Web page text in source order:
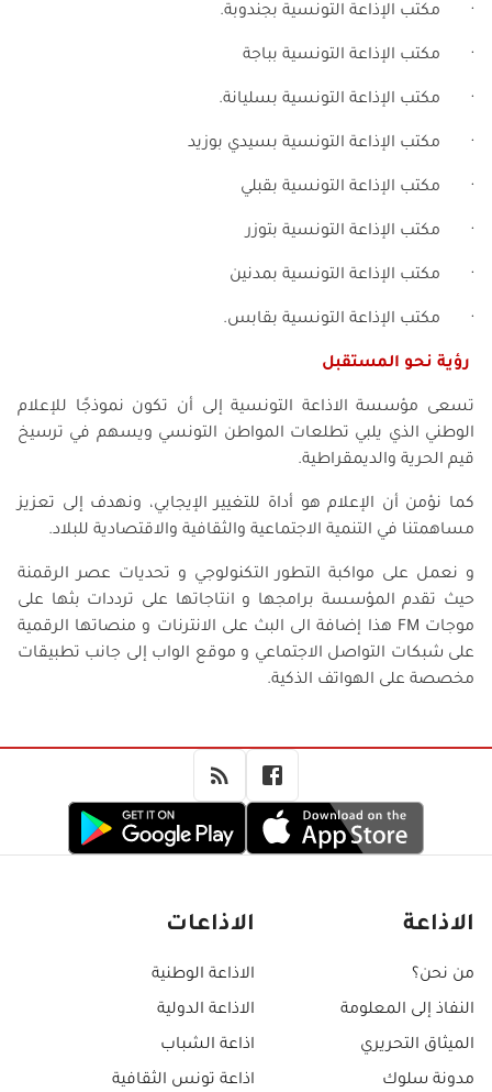
· مكتب الإذاعة التونسية بجندوبة.
· مكتب الإذاعة التونسية بباجة
· مكتب الإذاعة التونسية بسليانة.
· مكتب الإذاعة التونسية بسيدي بوزيد
· مكتب الإذاعة التونسية بقبلي
· مكتب الإذاعة التونسية بتوزر
· مكتب الإذاعة التونسية بمدنين
· مكتب الإذاعة التونسية بقابس.
رؤية نحو المستقبل
تسعى مؤسسة الاذاعة التونسية إلى أن تكون نموذجًا للإعلام
الوطني الذي يلبي تطلعات المواطن التونسي ويسهم في ترسيخ
قيم الحرية والديمقراطية.
كما نؤمن أن الإعلام هو أداة للتغيير الإيجابي، ونهدف إلى تعزيز
مساهمتنا في التنمية الاجتماعية والثقافية والاقتصادية للبلاد.
و نعمل على مواكبة التطور التكنولوجي و تحديات عصر الرقمنة
حيث تقدم المؤسسة برامجها و انتاجاتها على ترددات بثها على
موجات FM هذا إضافة الى البث على الانترنات و منصاتها الرقمية
على شبكات التواصل الاجتماعي و موقع الواب إلى جانب تطبيقات
مخصصة على الهواتف الذكية.
الاذاعة
من نحن؟
النفاذ إلى المعلومة
الميثاق التحريري
مدونة سلوك
الاذاعات
الاذاعة الوطنية
الاذاعة الدولية
اذاعة الشباب
اذاعة تونس الثقافية